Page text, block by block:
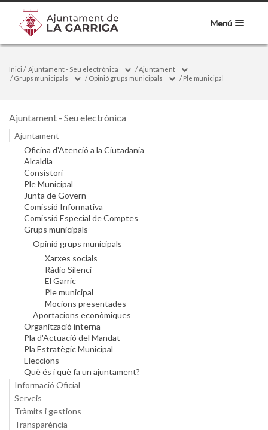
Menú
Inici / Ajuntament - Seu electrònica /Ajuntament
/ Grups municipals / Opinió grups municipals / Ple municipal
Ajuntament - Seu electrònica
Ajuntament
Oficina d'Atenció a la Ciutadania
Alcaldia
Consistori
Ple Municipal
Junta de Govern
Comissió Informativa
Comissió Especial de Comptes
Grups municipals
Opinió grups municipals
Xarxes socials
Ràdio Silenci
El Garric
Ple municipal
Mocions presentades
Aportacions econòmiques
Organització interna
Pla d'Actuació del Mandat
Pla Estratègic Municipal
Eleccions
Què és i què fa un ajuntament?
Informació Oficial
Serveis
Tràmits i gestions
Transparència